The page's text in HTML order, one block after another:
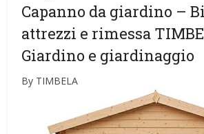
Capanno da giardino –
attrezzi e rimessa
Giardino e giardinaggio
By TIMBELA